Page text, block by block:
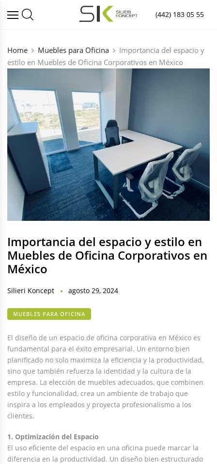
(442) 183 05 55
Home Muebles para Oficina
Importancia del espacio y
estilo en Muebles de Oficina Corporativos en México
Importancia del espacio y estilo en
Muebles de Oficina Corporativos en
México
Silieri Koncept agosto 29, 2024
MUEBLES PARA OFICINA
El diseño de un espacio de oficina corporativa en México es
fundamental para el éxito empresarial. Un entorno bien
planificado no solo maximiza la eficiencia y la productividad,
sino que también refuerza la identidad y la cultura de la
empresa. La elección de muebles adecuados, que combinen
estilo y funcionalidad, crea un ambiente de trabajo que
inspira a los empleados y proyecta profesionalismo a los
clientes.
1. Optimización del Espacio
El uso eficiente del espacio en una oficina puede marcar la
diferencia en la productividad. Un diseño bien estructurado